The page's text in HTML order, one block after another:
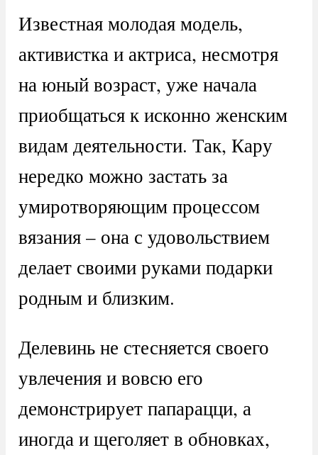
Известная молодая модель,
активистка и актриса, несмотря
на юный возраст, уже начала
приобщаться к исконно женским
видам деятельности. Так, Кару
нередко можно застать за
умиротворяющим процессом
вязания – она с удовольствием
делает своими руками подарки
родным и близким.
Делевинь не стесняется своего
увлечения и вовсю его
демонстрирует папарацци, а
иногда и щеголяет в обновках,